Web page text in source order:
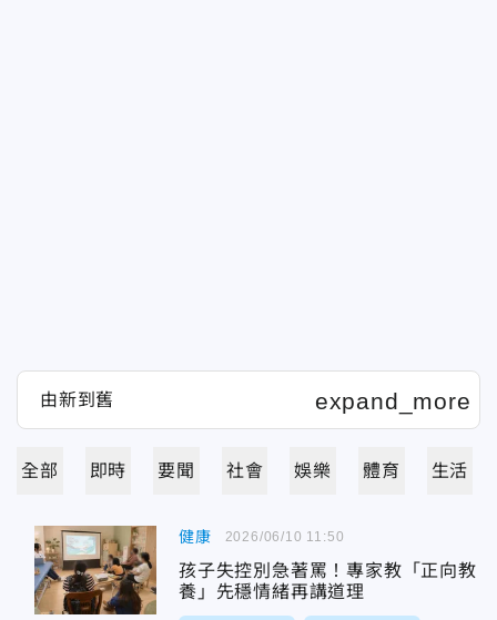
全部 即時 要聞 社會 娛樂 體育 生活
健康
孩子失控別急著罵！專家教「正向教
養」先穩情緒再講道理
2026/06/10 11:50